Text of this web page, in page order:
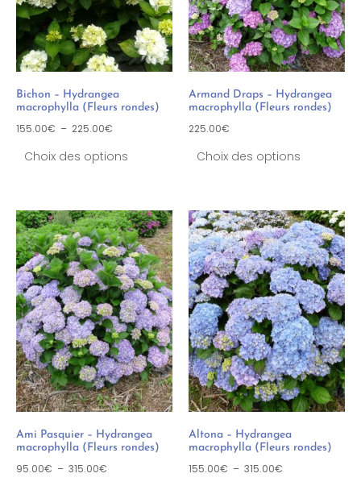
Bichon – Hydrangea
macrophylla (Fleurs rondes)
155.00€ – 225.00€
Choix des options
Armand Draps – Hydrangea
macrophylla (Fleurs rondes)
225.00€
Choix des options
Ami Pasquier – Hydrangea
macrophylla (Fleurs rondes)
95.00€ – 315.00€
Altona – Hydrangea
macrophylla (Fleurs rondes)
155.00€ – 315.00€